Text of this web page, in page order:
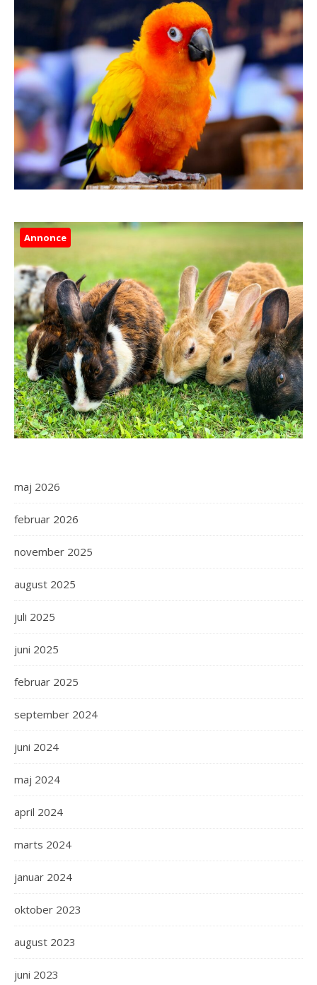
Annonce
maj 2026
februar 2026
november 2025
august 2025
juli 2025
juni 2025
februar 2025
september 2024
juni 2024
maj 2024
april 2024
marts 2024
januar 2024
oktober 2023
august 2023
juni 2023